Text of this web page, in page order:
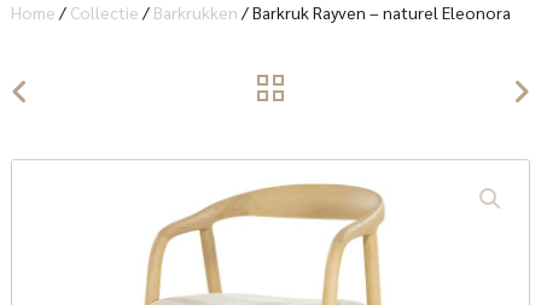
Home / Collectie / Barkrukken /Barkruk Rayven – naturel Eleonora